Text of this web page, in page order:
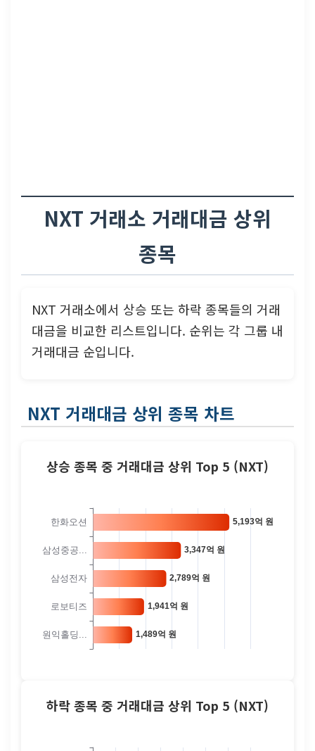
NXT 거래소 거래대금 상위
종목
NXT 거래소에서 상승 또는 하락 종목들의 거래
대금을 비교한 리스트입니다. 순위는 각 그룹 내
거래대금 순입니다.
NXT 거래대금 상위 종목 차트
상승 종목 중 거래대금 상위 Top 5 (NXT)
하락 종목 중 거래대금 상위 Top 5 (NXT)